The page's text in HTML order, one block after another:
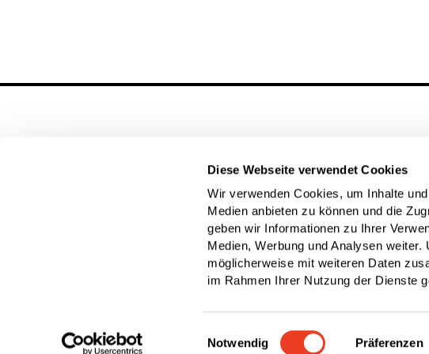
Diese Webseite verwendet Cookies
Wir verwenden Cookies, um Inhalte
Medien anbieten zu können und die
geben wir Informationen zu Ihrer
Medien, Werbung und Analysen
möglicherweise mit weiteren Daten
im Rahmen Ihrer Nutzung der Dienste
Einwilligungsauswahl
Notwendig Präferenzen
Allgemeine Anfragen
Impressum Datenschutz Cookieerklärung